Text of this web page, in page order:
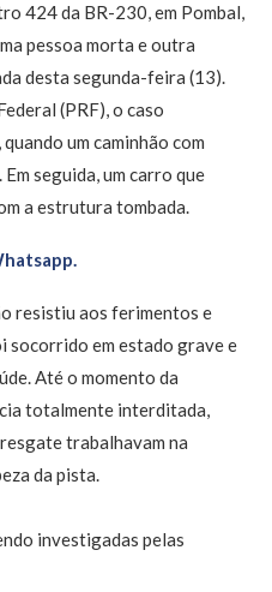
424 da BR-230, em Pombal,
pessoa morta e outra
desta segunda-feira (13).
(PRF), o caso
um caminhão com
seguida, um carro que
a estrutura tombada.
resistiu aos ferimentos e
socorrido em estado grave e
Até o momento da
totalmente interditada,
trabalhavam na
da pista.
investigadas pelas